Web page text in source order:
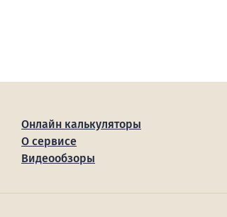
Онлайн калькуляторы
О сервисе
Видеообзоры